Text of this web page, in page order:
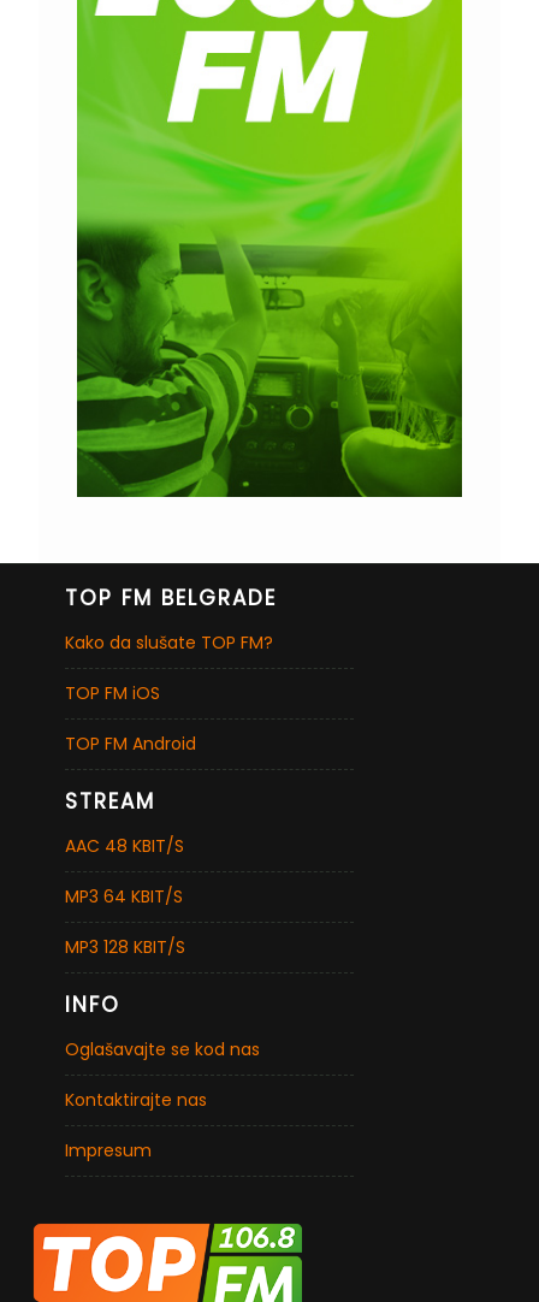
TOP FM BELGRADE
Kako da slušate TOP FM?
TOP FM iOS
TOP FM Android
STREAM
AAC 48 KBIT/S
MP3 64 KBIT/S
MP3 128 KBIT/S
INFO
Oglašavajte se kod nas
Kontaktirajte nas
Impresum